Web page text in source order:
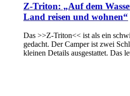
Z-Triton: „Auf dem
Land reisen und wohnen“
Das >>Z-Triton<< ist als ein
gedacht. Der Camper ist zwei
kleinen Details ausgestattet. Das